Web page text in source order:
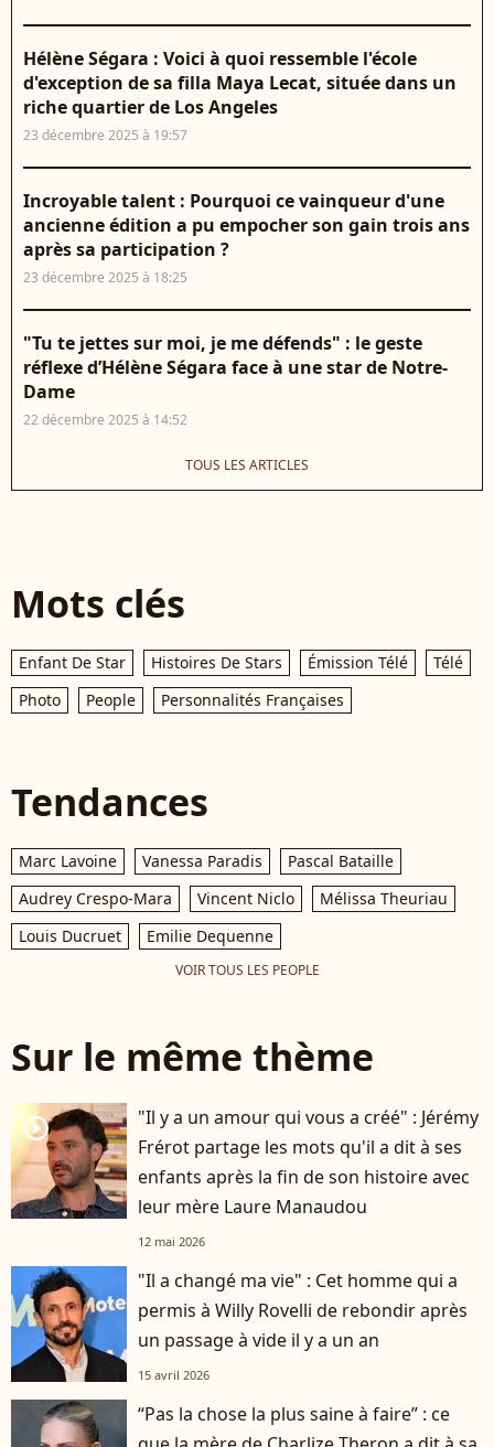
Hélène Ségara : Voici à quoi ressemble l'école
d'exception de sa filla Maya Lecat, située dans un
riche quartier de Los Angeles
23 décembre 2025 à 19:57
Incroyable talent : Pourquoi ce vainqueur d'une
ancienne édition a pu empocher son gain trois ans
après sa participation ?
23 décembre 2025 à 18:25
"Tu te jettes sur moi, je me défends" : le geste
réflexe d’Hélène Ségara face à une star de Notre-
Dame
22 décembre 2025 à 14:52
TOUS LES ARTICLES
Mots clés
Enfant De Star Histoires De Stars Émission Télé
Télé
Photo
People Personnalités Françaises
Tendances
Marc Lavoine Vanessa Paradis
Pascal Bataille
Audrey Crespo-Mara
Vincent Niclo
Mélissa Theuriau
Louis Ducruet
Emilie Dequenne
VOIR TOUS LES PEOPLE
Sur le même thème
player2
"Il y a un amour qui vous a créé" : Jérémy
Frérot partage les mots qu'il a dit à ses
enfants après la fin de son histoire avec
leur mère Laure Manaudou
12 mai 2026
"Il a changé ma vie" : Cet homme qui a
permis à Willy Rovelli de rebondir après
un passage à vide il y a un an
15 avril 2026
“Pas la chose la plus saine à faire” : ce